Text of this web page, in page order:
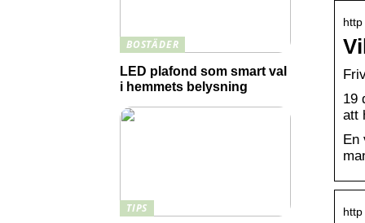
19
att
En
BOSTÄDER
LED plafond som smart val
i hemmets belysning
TIPS